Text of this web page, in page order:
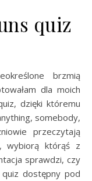
quiz
dla moich
dzięki któremu
somebody,
przeczytają
wybiorą którąś z
sprawdzi, czy
quiz dostępny pod